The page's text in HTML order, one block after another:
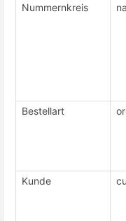
Nummernkreis
Bestellart
Kunde